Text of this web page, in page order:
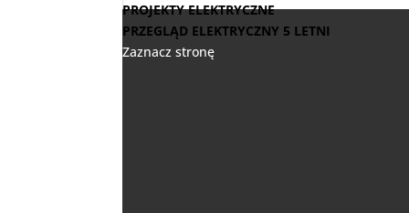
PROJEKTY ELEKTRYCZNE
PRZEGLĄD ELEKTRYCZNY 5 LETNI
Zaznacz stronę